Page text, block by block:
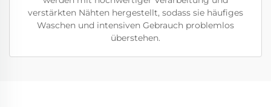
verstärkten Nähten hergestellt, sodass sie häufiges
Waschen und intensiven Gebrauch problemlos
überstehen.